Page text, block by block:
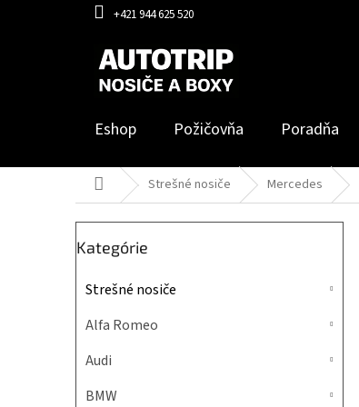
+421 944 625 520
Eshop Požičovňa Poradňa
DomovStrešné nosiče Mercedes
č
Preskočiť
Kategórie
Strešné nosiče
Alfa Romeo
Audi
BMW